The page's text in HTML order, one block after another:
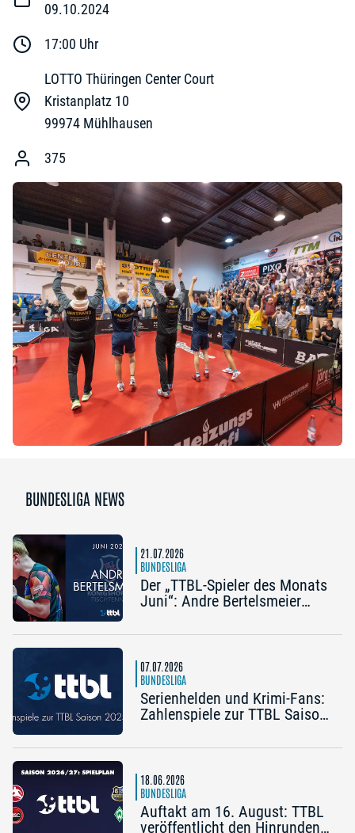
09.10.2024
17:00 Uhr
LOTTO Thüringen Center Court
Kristanplatz 10
99974 Mühlhausen
375
BUNDESLIGA NEWS
21.07.2026
BUNDESLIGA
Der „TTBL-Spieler des Monats
Juni“: Andre Bertelsmeier
07.07.2026
BUNDESLIGA
Serienhelden und Krimi-Fans:
Zahlenspiele zur TTBL Saison
18.06.2026
BUNDESLIGA
Auftakt am 16. August: TTBL
veröffentlicht den Hinrunden-